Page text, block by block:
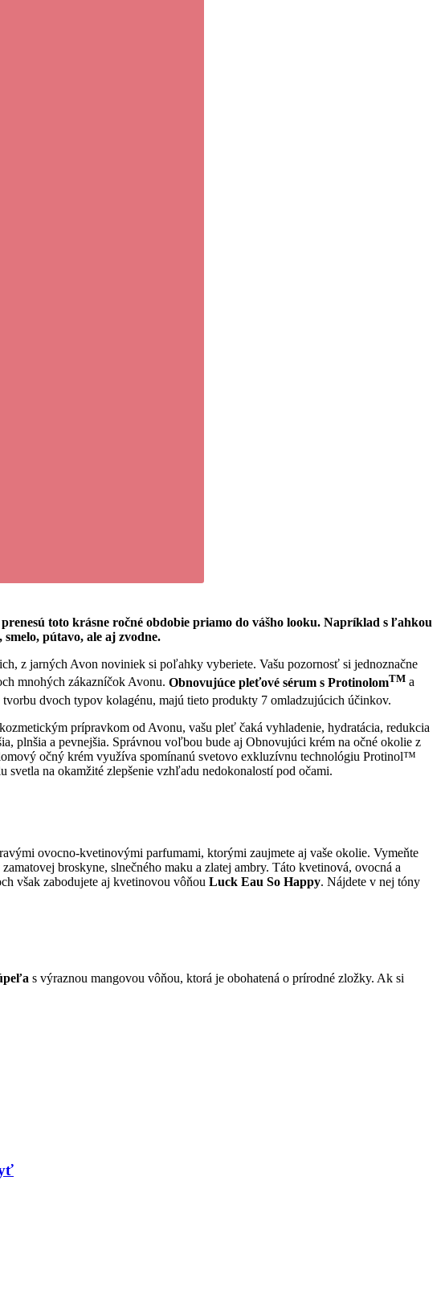
toto krásne ročné obdobie priamo do vášho looku. Napríklad s ľahkou
pútavo, ale aj zvodne.
z jarných Avon noviniek si poľahky vyberiete. Vašu pozornosť si jednoznačne
mnohých zákazníčok Avonu. Obnovujúce pleťové sérum s ProtinolomTM a
dvoch typov kolagénu, majú tieto produkty 7 omladzujúcich účinkov.
prípravkom od Avonu, vašu pleť čaká vyhladenie, hydratácia, redukcia
plnšia a pevnejšia. Správnou voľbou bude aj Obnovujúci krém na očné okolie z
očný krém využíva spomínanú svetovo exkluzívnu technológiu Protinol™
na okamžité zlepšenie vzhľadu nedokonalostí pod očami.
ovocno-kvetinovými parfumami, ktorými zaujmete aj vaše okolie. Vymeňte
broskyne, slnečného maku a zlatej ambry. Táto kvetinová, ovocná a
však zabodujete aj kvetinovou vôňou Luck Eau So Happy. Nájdete v nej tóny
s výraznou mangovou vôňou, ktorá je obohatená o prírodné zložky. Ak si